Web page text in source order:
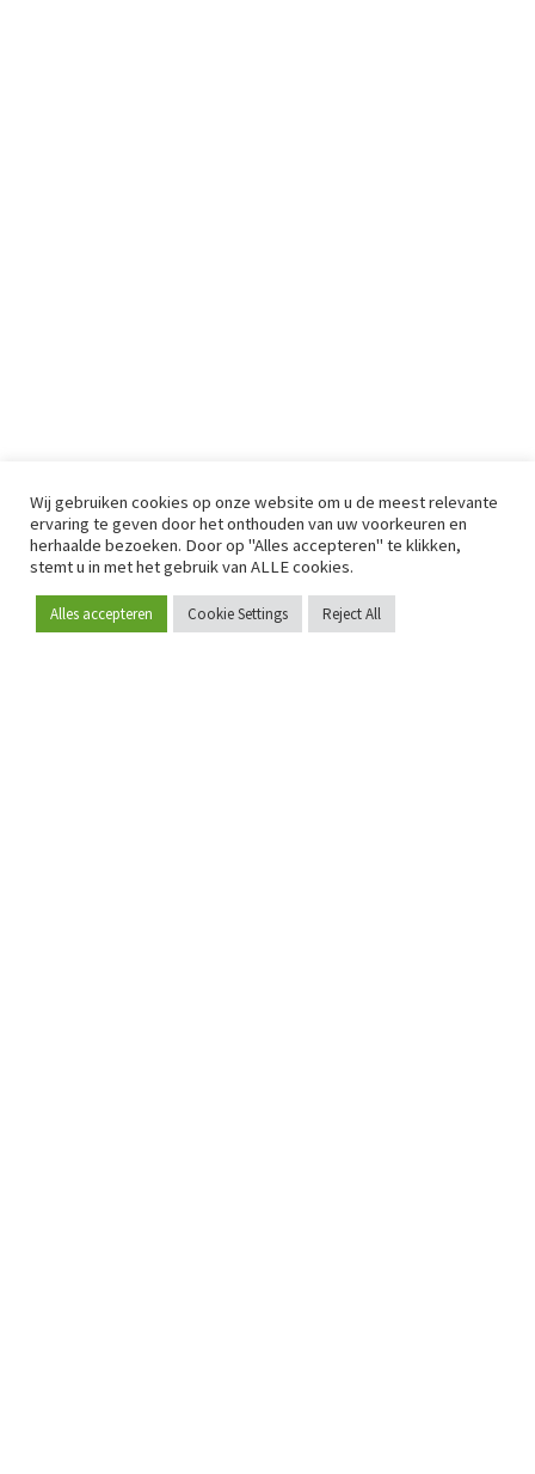
Word lid
Wij gebruiken cookies op onze website om u de meest relevante
ervaring te geven door het onthouden van uw voorkeuren en
herhaalde bezoeken. Door op "Alles accepteren" te klikken,
stemt u in met het gebruik van ALLE cookies.
Alles accepteren Cookie Settings Reject All